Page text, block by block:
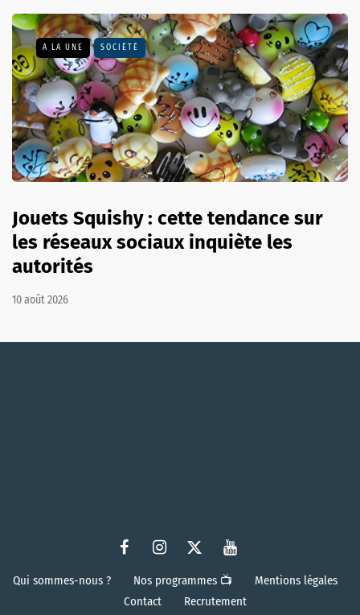
A LA UNE SOCIÉTÉ
Jouets Squishy : cette tendance sur
les réseaux sociaux inquiète les
autorités
10 août 2026
Qui sommes-nous ? Nos programmes 📺
Mentions légales
Contact
Recrutement